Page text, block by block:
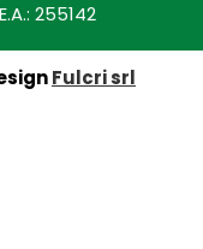
255142
Fulcri srl